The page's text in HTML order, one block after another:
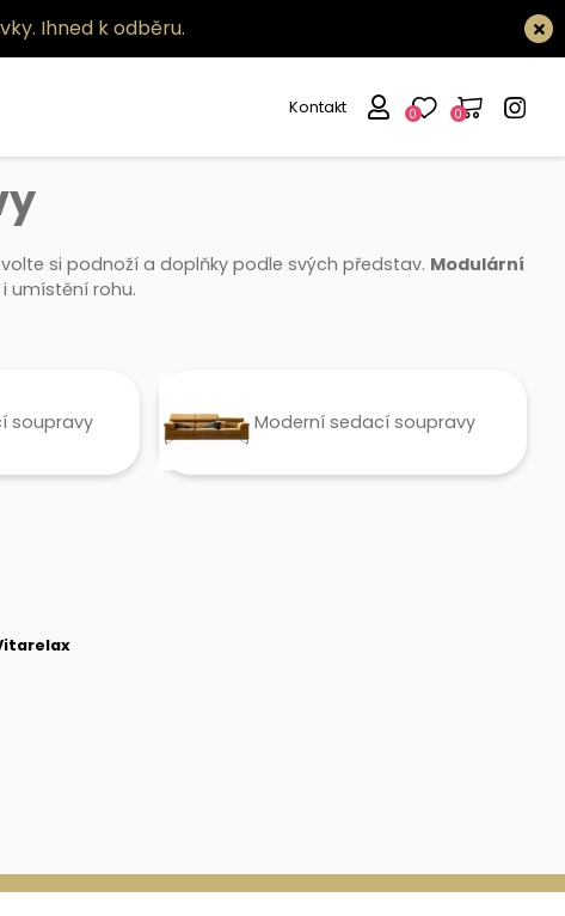
Ihned k odběru.
Kontakt 0 0
si podnoží a doplňky podle svých představ. Modulární
umístění rohu.
soupravy Moderní sedací soupravy